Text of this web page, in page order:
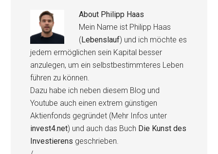
About Philipp Haas
Mein Name ist Philipp Haas
(Lebenslauf) und ich möchte es
jedem ermöglichen sein Kapital besser
anzulegen, um ein selbstbestimmteres Leben
führen zu können.
Dazu habe ich neben diesem Blog und
Youtube auch einen extrem günstigen
Aktienfonds gegründet (Mehr Infos unter
invest4.net) und auch das Buch Die Kunst des
Investierens geschrieben.